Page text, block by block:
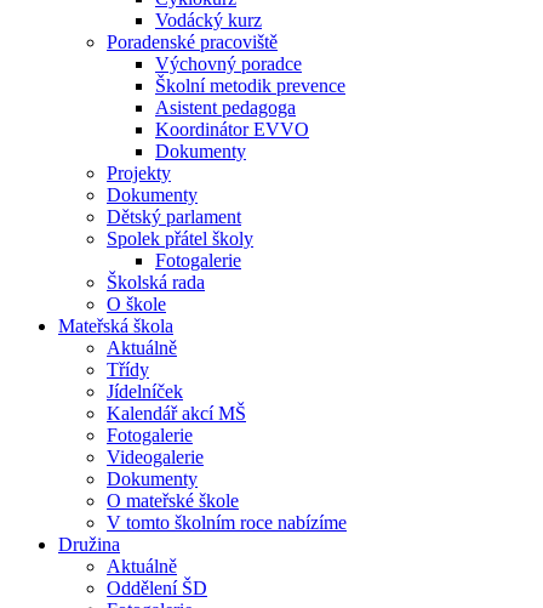
Vodácký kurz
Poradenské pracoviště
Výchovný poradce
Školní metodik prevence
Asistent pedagoga
Koordinátor EVVO
Dokumenty
Projekty
Dokumenty
Dětský parlament
Spolek přátel školy
Fotogalerie
Školská rada
O škole
Mateřská škola
Aktuálně
Třídy
Jídelníček
Kalendář akcí MŠ
Fotogalerie
Videogalerie
Dokumenty
O mateřské škole
V tomto školním roce nabízíme
Družina
Aktuálně
Oddělení ŠD